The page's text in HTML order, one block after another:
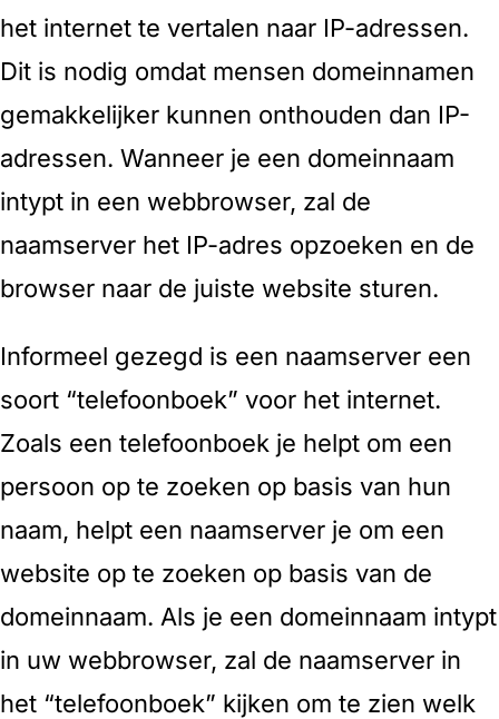
het internet te vertalen naar IP-adressen.
Dit is nodig omdat mensen domeinnamen
gemakkelijker kunnen onthouden dan IP-
adressen. Wanneer je een domeinnaam
intypt in een webbrowser, zal de
naamserver het IP-adres opzoeken en de
browser naar de juiste website sturen.
Informeel gezegd is een naamserver een
soort “telefoonboek” voor het internet.
Zoals een telefoonboek je helpt om een
persoon op te zoeken op basis van hun
naam, helpt een naamserver je om een
website op te zoeken op basis van de
domeinnaam. Als je een domeinnaam intypt
in uw webbrowser, zal de naamserver in
het “telefoonboek” kijken om te zien welk